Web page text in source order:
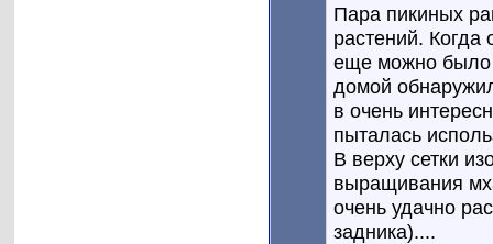
Пара пикиных
растений. Когда
еще можно было
домой
в очень
пыталась
В верху сетки
выращивания
очень удачно
задника)....